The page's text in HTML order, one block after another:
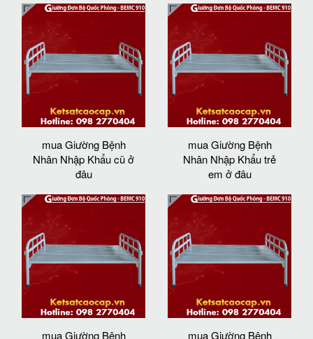
mua Giường Bệnh
Nhân Nhập Khẩu cũ ở
đâu
mua Giường Bệnh
Nhân Nhập Khẩu trẻ
em ở đâu
mua Giường Bệnh
mua Giường Bệnh